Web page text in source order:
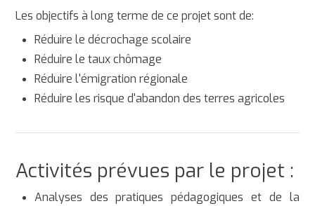
Les objectifs à long terme de ce projet sont de:
Réduire le décrochage scolaire
Réduire le taux chômage
Réduire l'émigration régionale
Réduire les risque d'abandon des terres agricoles
Activités prévues par le projet :
Analyses des pratiques pédagogiques et de la